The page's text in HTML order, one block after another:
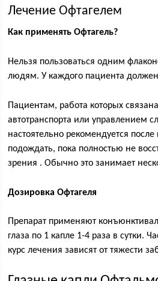
Лечение Офтагелем
Как применять Офтагель?
Нельзя пользоваться одним
людям. У каждого пациента
Пациентам, работа которых
автотранспорта или управлением
настоятельно рекомендуется
подождать, пока полностью не
зрения . Обычно это занимает
Дозировка Офтагеля
Препарат применяют
глаза по 1 капле 1-4 раза в сутки.
курс лечения зависят от тяжести